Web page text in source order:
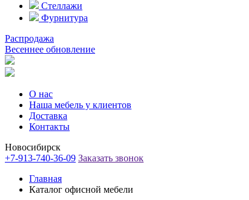
Стеллажи
Фурнитура
Распродажа
Весеннее обновление
О нас
Наша мебель у клиентов
Доставка
Контакты
Новосибирск
+7-913-740-36-09 Заказать звонок
Главная
Каталог офисной мебели